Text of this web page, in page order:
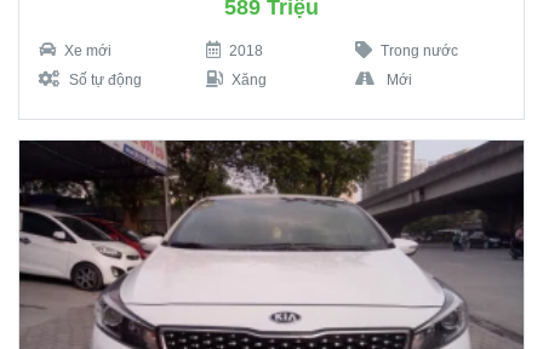
589 Triệu
Xe mới 2018
Trong nước
Số tự động
Xăng Mới